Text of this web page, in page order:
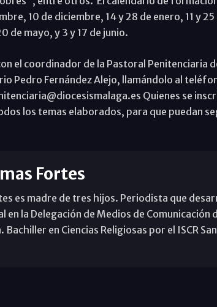
10 de diciembre, 14 y 28 de enero, 11 y 25
de mayo, y 3 y 17 de junio.
el coordinador de la Pastoral Penitenciaria
Pedro Fernández Alejo, llamándolo al
Quienes se
los temas elaborados, para que puedan
Fortes
es madre de tres hijos. Periodista que
en la Delegación de Medios de Comunicación
Bachiller en Ciencias Religiosas por el ISCR San